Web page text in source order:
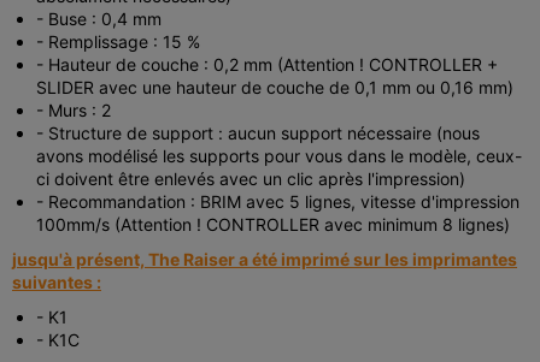
- Buse : 0,4 mm
- Remplissage : 15 %
- Hauteur de couche : 0,2 mm (Attention ! CONTROLLER +
SLIDER avec une hauteur de couche de 0,1 mm ou 0,16 mm)
- Murs : 2
- Structure de support : aucun support nécessaire (nous
avons modélisé les supports pour vous dans le modèle, ceux-
ci doivent être enlevés avec un clic après l'impression)
- Recommandation : BRIM avec 5 lignes, vitesse d'impression
100mm/s (Attention ! CONTROLLER avec minimum 8 lignes)
jusqu'à présent, The Raiser a été imprimé sur les imprimantes
suivantes :
- K1
- K1C